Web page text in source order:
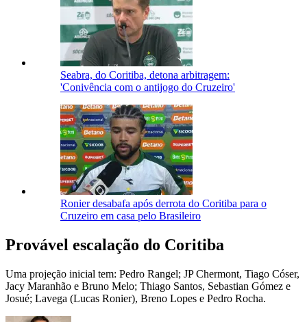
Seabra, do Coritiba, detona arbitragem:
'Conivência com o antijogo do Cruzeiro'
Ronier desabafa após derrota do Coritiba para o
Cruzeiro em casa pelo Brasileiro
Provável escalação do Coritiba
Uma projeção inicial tem: Pedro Rangel; JP Chermont, Tiago Cóser,
Jacy Maranhão e Bruno Melo; Thiago Santos, Sebastian Gómez e
Josué; Lavega (Lucas Ronier), Breno Lopes e Pedro Rocha.